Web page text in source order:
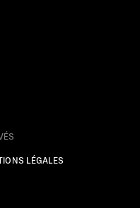
LÉGALES